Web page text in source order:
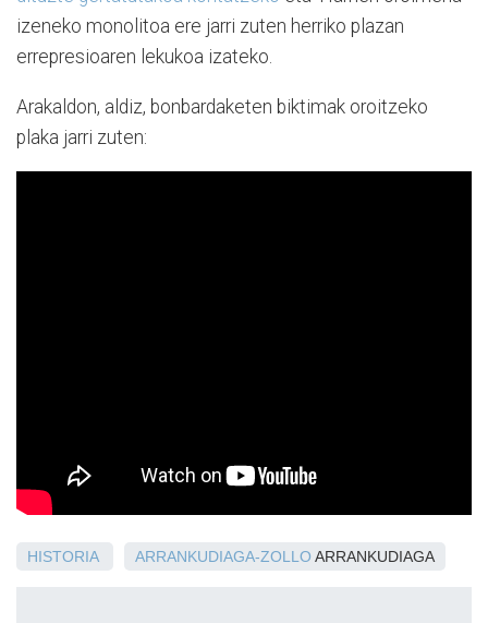
izeneko monolitoa ere jarri zuten herriko plazan
errepresioaren lekukoa izateko.
Arakaldon, aldiz, bonbardaketen biktimak oroitzeko
plaka jarri zuten:
HISTORIA ARRANKUDIAGA-ZOLLO ARRANKUDIAGA